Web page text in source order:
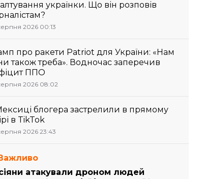
українки. Що він розповів
2026 00:13
про ракети Patriot для України: «Нам
також треба». Водночас заперечив
ППО
2026 08:02
блогера застрелили в прямому
в TikTok
2026 23:43
атакували дроном людей